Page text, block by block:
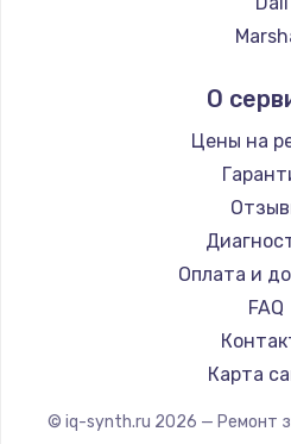
О
Цены на
Оплата и
FAQ
Карта
© iq-synth.ru 2026 — Ремонт